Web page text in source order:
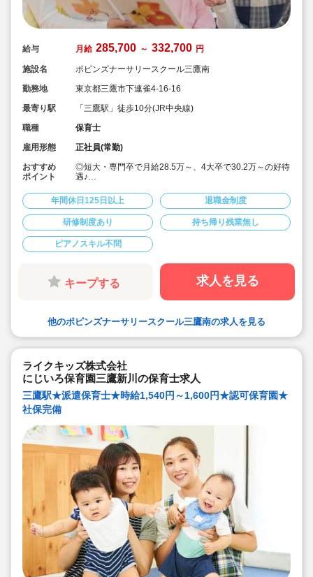
給与 月給 285,700 ～ 332,700 円
施設名
ポピンズナーサリースクール三鷹南
勤務地
東京都三鷹市下連雀4-16-16
最寄り駅
「三鷹駅」徒歩10分(JR中央線)
職種
保育士
雇用形態
正社員(常勤)
おすすめ
ポイント
◎短大・専門卒で月給28.5万～、4大卒で30.2万～の好待
遇♪
のお子様の個性を伸ばすことを大切にされております。
◎週休2日制、年間休日125日とプライベートとも両立し
やすい♪
◎宿舎借上げ制度利用あります。
（社宅は火災保険料と引っ越し代以外はすべて法人様が
初期費用を負担）
◎連絡帳は全てタブレットで記載します
◎月の残業時間平均7時間以内。（残業代支給）持ち帰り
◎長期休暇も取得可能
◎福利厚生面、研修等も充実しており安心してご勤務頂
す！
年間休日125日以上 退職金制度
研修制度あり 持ち帰り残業無し
ピアノスキル不問
キープする 求人を見る
他のポピンズナーサリースクール三鷹南の求人を見る
ライクキッズ株式会社
にじいろ保育園三鷹新川の保育士求人
三鷹駅★派遣保育士★時給1,540円～1,600円★認可保育園★
社保完備